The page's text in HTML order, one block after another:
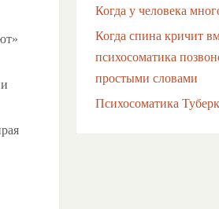
Когда у человека
Когда спина кричит
психосоматика
простыми словами
Психосоматика